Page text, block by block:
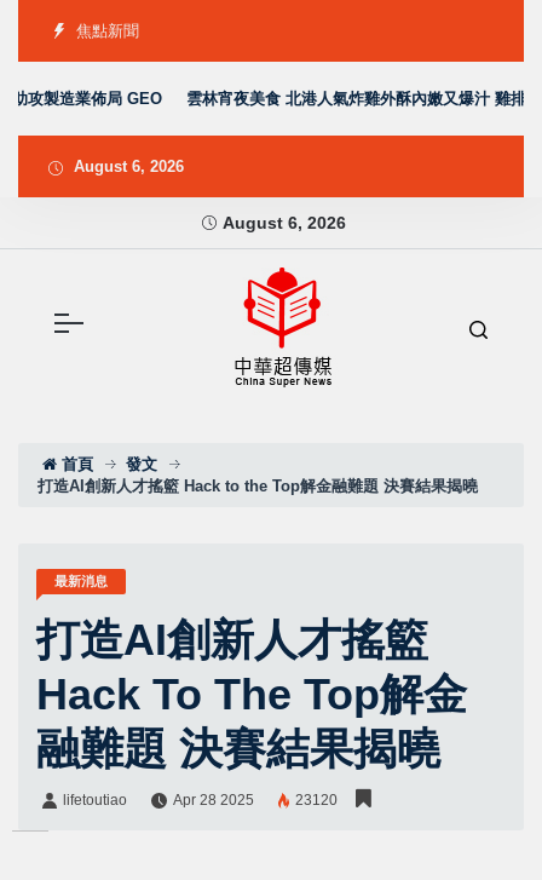
焦點新聞
製造業佈局 GEO 雲林宵夜美食 北港人氣炸雞外酥內嫩又爆汁 雞排、小
August 6, 2026
August 6, 2026
首頁
發文
打造AI創新人才搖籃 Hack to the Top解金融難題 決賽結果揭曉
最新消息
打造AI創新人才搖籃
Hack To The Top解金
融難題 決賽結果揭曉
lifetoutiao Apr 28 2025 23120